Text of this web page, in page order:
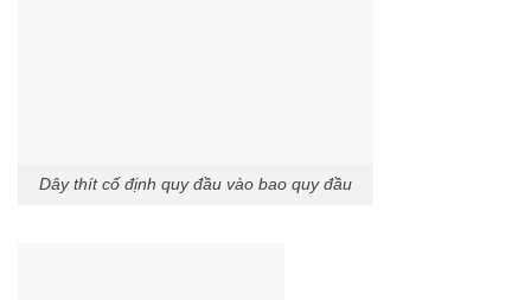
Dây thít cố định quy đầu vào bao quy đầu